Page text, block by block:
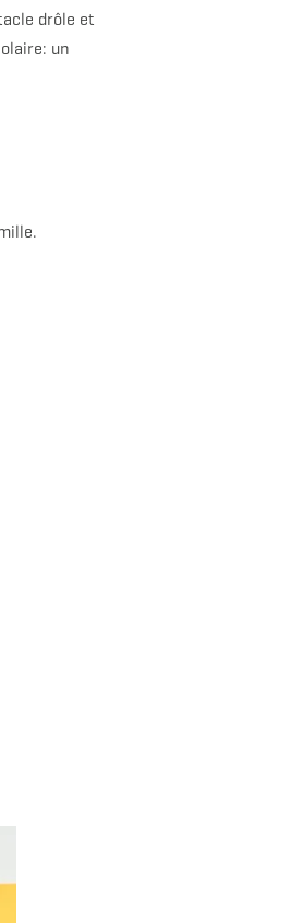
drôle et
un